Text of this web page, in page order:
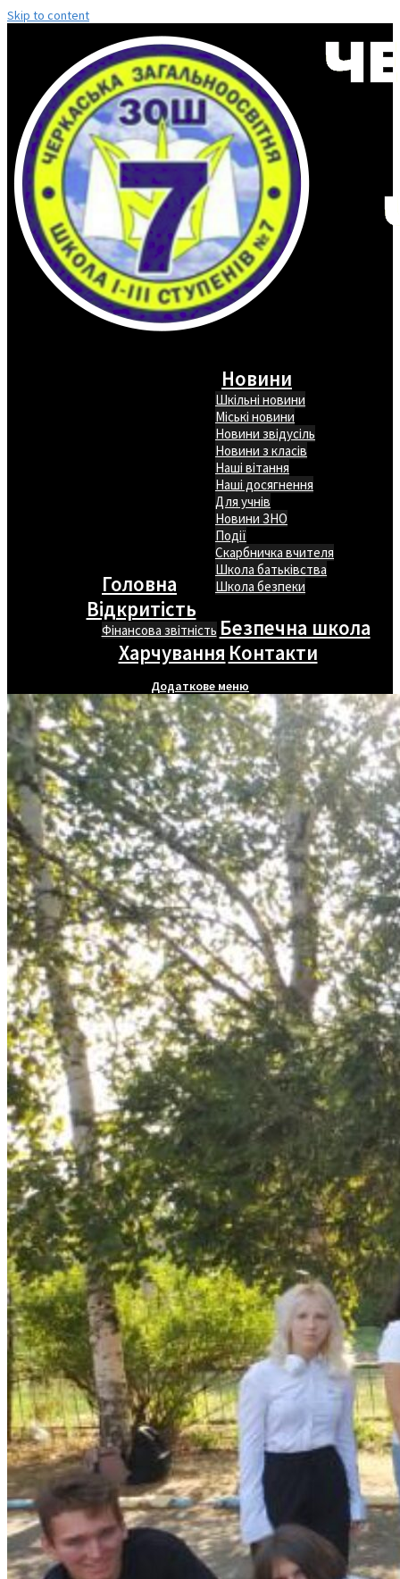
Skip to content
Головна
Новини
Шкільні новини
Міські новини
Новини звідусіль
Новини з класів
Наші вітання
Наші досягнення
Для учнів
Новини ЗНО
Події
Скарбничка вчителя
Школа батьківства
Школа безпеки
Відкритість
Фінансова звітність Безпечна школа
Харчування Контакти
Додаткове меню